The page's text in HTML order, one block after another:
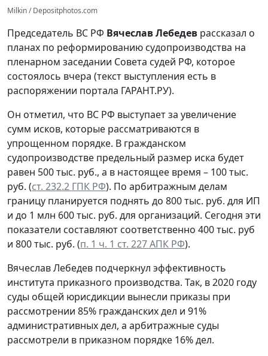
Milkin / Depositphotos.com
Председатель ВС РФ Вячеслав Лебедев рассказал о
планах по реформированию судопроизводства на
пленарном заседании Совета судей РФ, которое
состоялось вчера (текст выступления есть в
распоряжении портала ГАРАНТ.РУ).
Он отметил, что ВС РФ выступает за увеличение
сумм исков, которые рассматриваются в
упрощенном порядке. В гражданском
судопроизводстве предельный размер иска будет
равен 500 тыс. руб., а в настоящее время – 100 тыс.
руб. (ст. 232.2 ГПК РФ). По арбитражным делам
границу планируется поднять до 800 тыс. руб. для ИП
и до 1 млн 600 тыс. руб. для организаций. Сегодня эти
показатели составляют соответственно 400 тыс. руб
и 800 тыс. руб. (п. 1 ч. 1 ст. 227 АПК РФ).
Вячеслав Лебедев подчеркнул эффективность
института приказного производства. Так, в 2020 году
суды общей юрисдикции вынесли приказы при
рассмотрении 85% гражданских дел и 91%
административных дел, а арбитражные суды
рассмотрели в приказном порядке 16% дел.